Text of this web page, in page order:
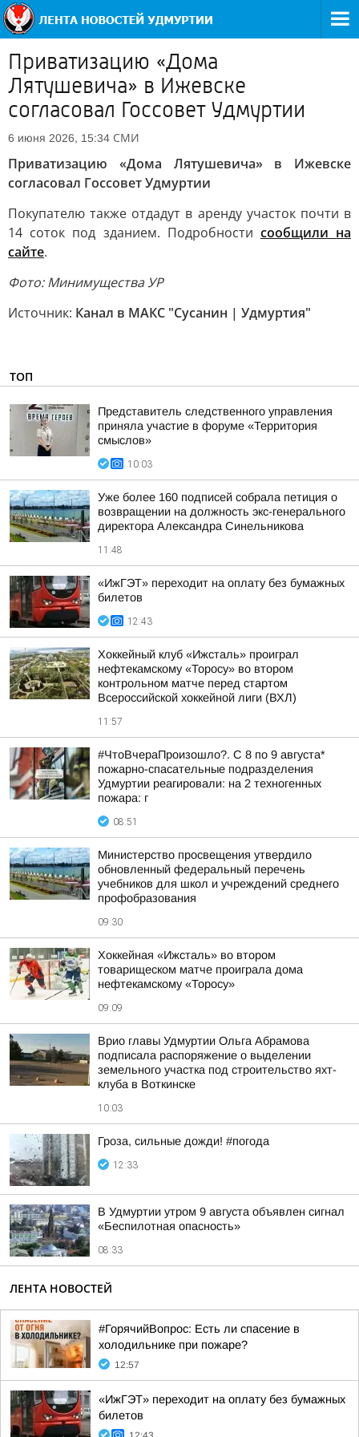
Приватизацию «Дома
Лятушевича» в Ижевске
согласовал Госсовет Удмуртии
6 июня 2026, 15:34 СМИ
Приватизацию «Дома Лятушевича» в Ижевске
согласовал Госсовет Удмуртии
Покупателю также отдадут в аренду участок почти в
14 соток под зданием. Подробности сообщили на
сайте.
Фото: Минимущества УР
Источник: Канал в МАКС "Сусанин | Удмуртия"
ТОП
Представитель следственного управления
приняла участие в форуме «Территория
смыслов»
10:03
Уже более 160 подписей собрала петиция о
возвращении на должность экс-генерального
директора Александра Синельникова
11:48
«ИжГЭТ» переходит на оплату без бумажных
билетов
12:43
Хоккейный клуб «Ижсталь» проиграл
нефтекамскому «Торосу» во втором
контрольном матче перед стартом
Всероссийской хоккейной лиги (ВХЛ)
11:57
#ЧтоВчераПроизошло?. С 8 по 9 августа*
пожарно-спасательные подразделения
Удмуртии реагировали: на 2 техногенных
пожара: г
08:51
Министерство просвещения утвердило
обновленный федеральный перечень
учебников для школ и учреждений среднего
профобразования
09:30
Хоккейная «Ижсталь» во втором
товарищеском матче проиграла дома
нефтекамскому «Торосу»
09:09
Врио главы Удмуртии Ольга Абрамова
подписала распоряжение о выделении
земельного участка под строительство яхт-
клуба в Воткинске
10:03
Гроза, сильные дожди! #погода
12:33
В Удмуртии утром 9 августа объявлен сигнал
«Беспилотная опасность»
08:33
ЛЕНТА НОВОСТЕЙ
#ГорячийВопрос: Есть ли спасение в
холодильнике при пожаре?
12:57
«ИжГЭТ» переходит на оплату без бумажных
билетов